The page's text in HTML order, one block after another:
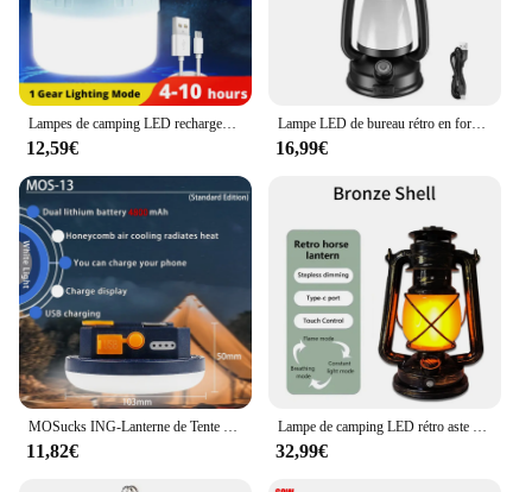
12,59€
Lampe LED de bureau rétro en forme de cheval, lanterne, éclairage d'extérieur, idéal pour un camping ou un bar, décoration de la maison
16,99€
11,82€ 32,99€